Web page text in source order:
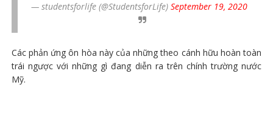
— studentsforlife (@StudentsforLife)September 19, 2020
Các phản ứng ôn hòa này của những theo cánh hữu hoàn toàn
trái ngược với những gì đang diễn ra trên chính trường nước
Mỹ.